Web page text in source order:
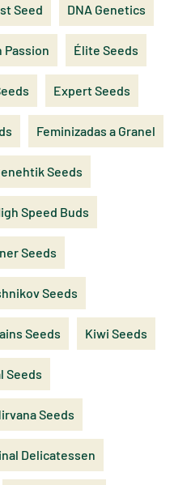
Seed DNA Genetics
Passion Élite Seeds
Expert Seeds
Feminizadas a Granel
Seeds
Speed Buds
Seeds
Seeds
Seeds Kiwi Seeds
Seeds
Seeds
Delicatessen